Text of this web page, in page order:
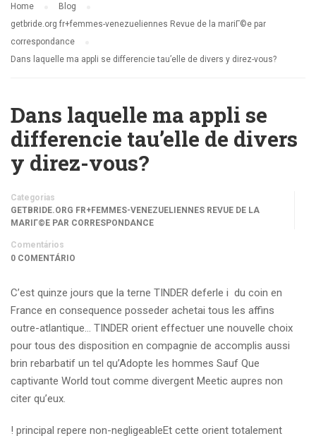
Home
Blog
getbride.org fr+femmes-venezueliennes Revue de la mariГ©e par
correspondance
Dans laquelle ma appli se differencie tau’elle de divers y direz-vous?
Dans laquelle ma appli se
differencie tau’elle de divers
y direz-vous?
Categorias
GETBRIDE.ORG FR+FEMMES-VENEZUELIENNES REVUE DE LA
MARIГ©E PAR CORRESPONDANCE
Comentários
0 COMENTÁRIO
C’est quinze jours que la terne TINDER deferle i du coin en
France en consequence posseder achetai tous les affins
outre-atlantique… TINDER orient effectuer une nouvelle choix
pour tous des disposition en compagnie de accomplis aussi
brin rebarbatif un tel qu’Adopte les hommes Sauf Que
captivante World tout comme divergent Meetic aupres non
citer qu’eux.
! principal repere non-negligeableEt cette orient totalement